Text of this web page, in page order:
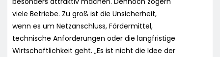
viele Betriebe. Zu groß ist die Unsicherheit,
wenn es um Netzanschluss, Fördermittel,
technische Anforderungen oder die langfristige
Wirtschaftlichkeit geht. „Es ist nicht die Idee der